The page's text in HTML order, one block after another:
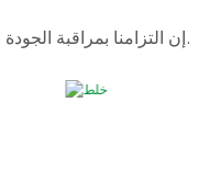
إن التزامنا بمراقبة الجودة الصارمة وتقديم خدمة عملاء مميزة يجعل موظفينا ذوي الخبرة متاحين دائمًا لمناقشة متطلباتكم وضمان رضاكم التام.